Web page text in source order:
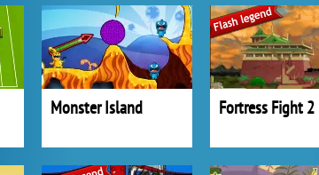
Monster Island Fortress Fight 2